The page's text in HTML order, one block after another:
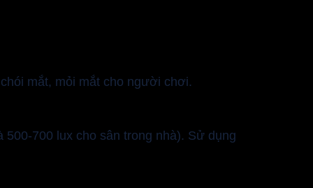
mắt, mỏi mắt cho người chơi.
700 lux cho sân trong nhà). Sử dụng